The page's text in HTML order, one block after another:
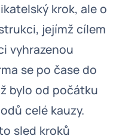
krok, ale o
jejímž cílem
vyhrazenou
se po čase do
bylo od počátku
celé kauzy.
sled kroků